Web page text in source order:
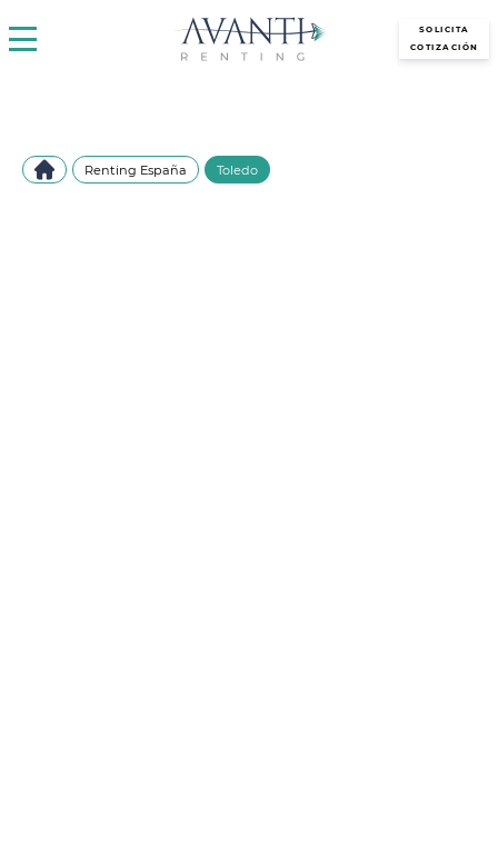
SOLICITA
COTIZACIÓN
Renting España Toledo